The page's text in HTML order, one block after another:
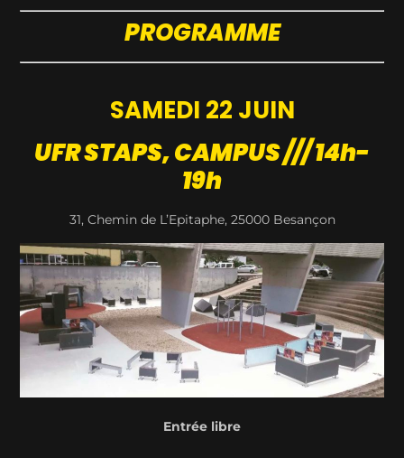
PROGRAMME
SAMEDI 22 JUIN
UFR STAPS, CAMPUS /// 14h-
19h
31, Chemin de L’Epitaphe, 25000 Besançon
Entrée libre